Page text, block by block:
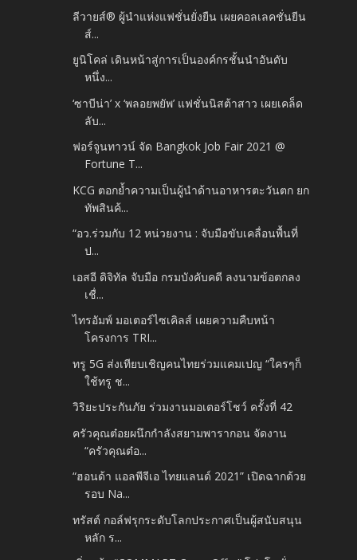
ลีวายส์® ผู้นำแห่งแฟชั่นยั่งยืน เผยคอลเลคชั่นยีน
ส์...
ยูนิโคล่ เดินหน้าสู่การเป็นองค์กรชั้นนำอันดับ
หนึ่ง...
‘ซาบีน่า’ x ‘พลอยพยัพ’ แฟชั่นนิสต้าสาว เผยเคล็ด
ลับ...
ฟอร์จูนทาวน์ จัด Bangkok Job Fair 2021 @
Fortune T...
KCG ตอกย้ำความเป็นผู้นำด้านอาหารตะวันตก ยก
ทัพสินค้...
“อว.ร่วมกับ 12 หน่วยงาน : จับมือขับเคลื่อนพื้นที่
ป...
เอสอี ดิจิทัล จับมือ กรมบังคับคดี ลงนามข้อตกลง
เชื่...
ไทรอัมพ์ มอเตอร์ไซเคิลส์ เผยความคืบหน้า
โครงการ TRI...
ทรู 5G ส่งเทียบเชิญคนไทยร่วมแคมเปญ “ใครๆก็
ใช้ทรู ช...
วิริยะประกันภัย ร่วมงานมอเตอร์โชว์ ครั้งที่ 42
ครัวคุณต๋อยผนึกกำลังสยามพารากอน จัดงาน
“ครัวคุณต๋อ...
“ฮอนด้า แอลพีจีเอ ไทยแลนด์ 2021” เปิดฉากด้วย
รอบ Na...
ทรัสต์ กอล์ฟรุกระดับโลกประกาศเป็นผู้สนับสนุน
หลัก ร...